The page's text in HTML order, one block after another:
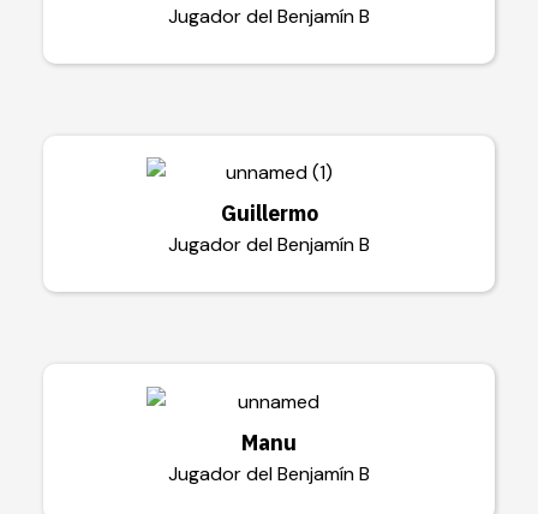
Jugador del Benjamín B
Guillermo
Jugador del Benjamín B
Manu
Jugador del Benjamín B